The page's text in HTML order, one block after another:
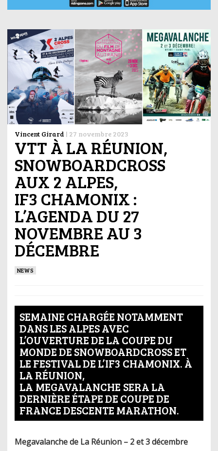
Vincent Girard | 27 novembre 2023
VTT À LA RÉUNION,
SNOWBOARDCROSS
AUX 2 ALPES,
IF3 CHAMONIX :
L’AGENDA DU 27
NOVEMBRE AU 3
DÉCEMBRE
NEWS
SEMAINE CHARGÉE NOTAMMENT
DANS LES ALPES AVEC
L’OUVERTURE DE LA COUPE DU
MONDE DE SNOWBOARDCROSS ET
LE FESTIVAL DE L’IF3 CHAMONIX. À
LA RÉUNION,
LA MEGAVALANCHE SERA LA
DERNIÈRE ÉTAPE DE COUPE DE
FRANCE DESCENTE MARATHON.
Megavalanche de La Réunion – 2 et 3 décembre